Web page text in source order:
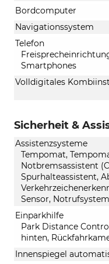
Bordcomputer
Navigationssystem
Telefon
Smartphones
Volldigitales
Sicherheit &
Assistenzsysteme
Tempomat,
Notbremsassistent
Spurhalteassistent,
Sensor,
Einparkhilfe
Park Distance
hinten,
Innenspiegel